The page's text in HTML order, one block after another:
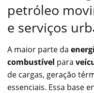
petróleo
e serviços
A maior parte da
combustível para
de cargas, geração
essenciais. Essa base